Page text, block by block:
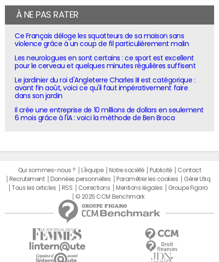
À NE PAS RATER
Ce Français déloge les squatteurs de sa maison sans
violence grâce à un coup de fil particulièrement malin
Les neurologues en sont certains : ce sport est excellent
pour le cerveau et quelques minutes régulières suffisent
Le jardinier du roi d'Angleterre Charles III est catégorique :
avant fin août, voici ce qu'il faut impérativement faire
dans son jardin
Il crée une entreprise de 10 millions de dollars en seulement
6 mois grâce à l'IA : voici la méthode de Ben Broca
Qui sommes-nous ? L'équipe Notre société Publicité
Contact
Recrutement
Données personnelles Paramétrer les cookies
Gérer Utiq
Tous les articles
RSS Corrections Mentions légales
Groupe Figaro
© 2025 CCM Benchmark